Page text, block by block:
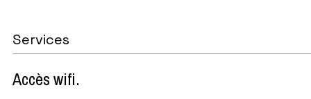
Services
Accès wifi